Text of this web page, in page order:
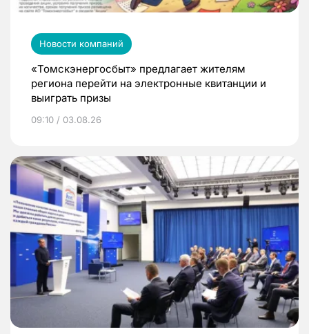
Новости компаний
«Томскэнергосбыт» предлагает жителям
региона перейти на электронные квитанции и
выиграть призы
09:10 / 03.08.26